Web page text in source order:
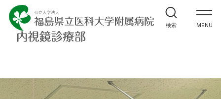
MENU
当診療部のご紹介
医師診療スケジュール
検索